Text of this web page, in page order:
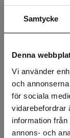
Samtycke
Denna
Vi använder
och
för sociala
vidarebefordrar
information
annons- och
Fiskars
QuikFit till